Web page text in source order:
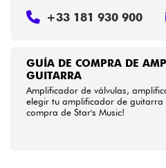
GUÍA DE COMPRA DE
GUITARRA
Amplificador de válvulas,
elegir tu amplificador de guitarra
compra de Star's Music!
+33 181 930 900